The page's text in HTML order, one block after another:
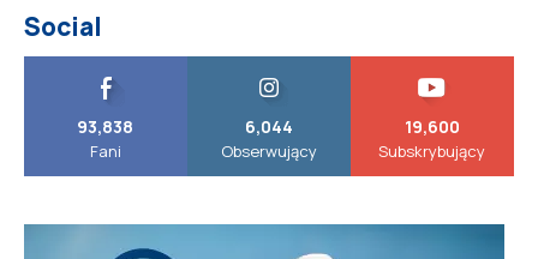
Social
93,838
Fani
6,044
Obserwujący
19,600
Subskrybujący